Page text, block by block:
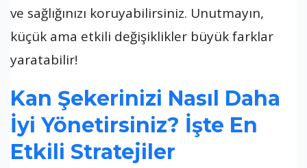
ve sağlığınızı koruyabilirsiniz. Unutmayın,
küçük ama etkili değişiklikler büyük farklar
yaratabilir!
Kan Şekerinizi Nasıl Daha
İyi Yönetirsiniz? İşte En
Etkili Stratejiler